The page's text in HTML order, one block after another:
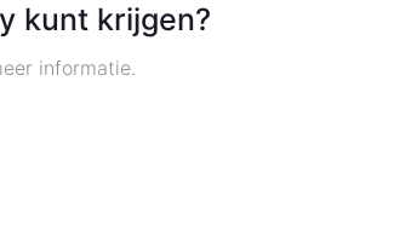
kunt krijgen?
informatie.